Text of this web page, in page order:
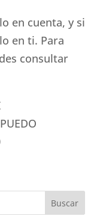
en cuenta, y si
en ti. Para
consultar